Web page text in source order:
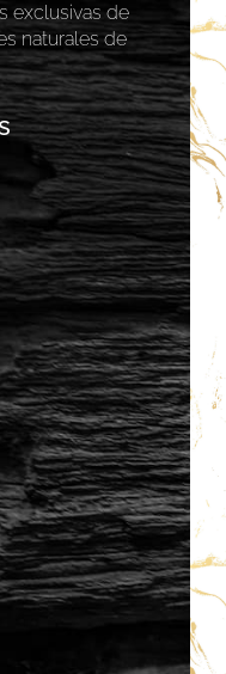
exclusivas de
naturales de